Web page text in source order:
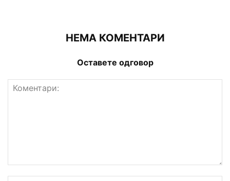
НЕМА КОМЕНТАРИ
Оставете одговор